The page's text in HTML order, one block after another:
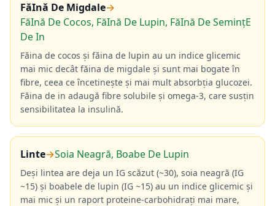
FăInă De Migdale→
FăInă De Cocos, FăInă De Lupin, FăInă De SemințE
De In
Făina de cocos și făina de lupin au un indice glicemic
mai mic decât făina de migdale și sunt mai bogate în
fibre, ceea ce încetinește și mai mult absorbția glucozei.
Făina de in adaugă fibre solubile și omega-3, care susțin
sensibilitatea la insulină.
Linte→Soia Neagră, Boabe De Lupin
Deși lintea are deja un IG scăzut (~30), soia neagră (IG
~15) și boabele de lupin (IG ~15) au un indice glicemic și
mai mic și un raport proteine-carbohidrați mai mare,